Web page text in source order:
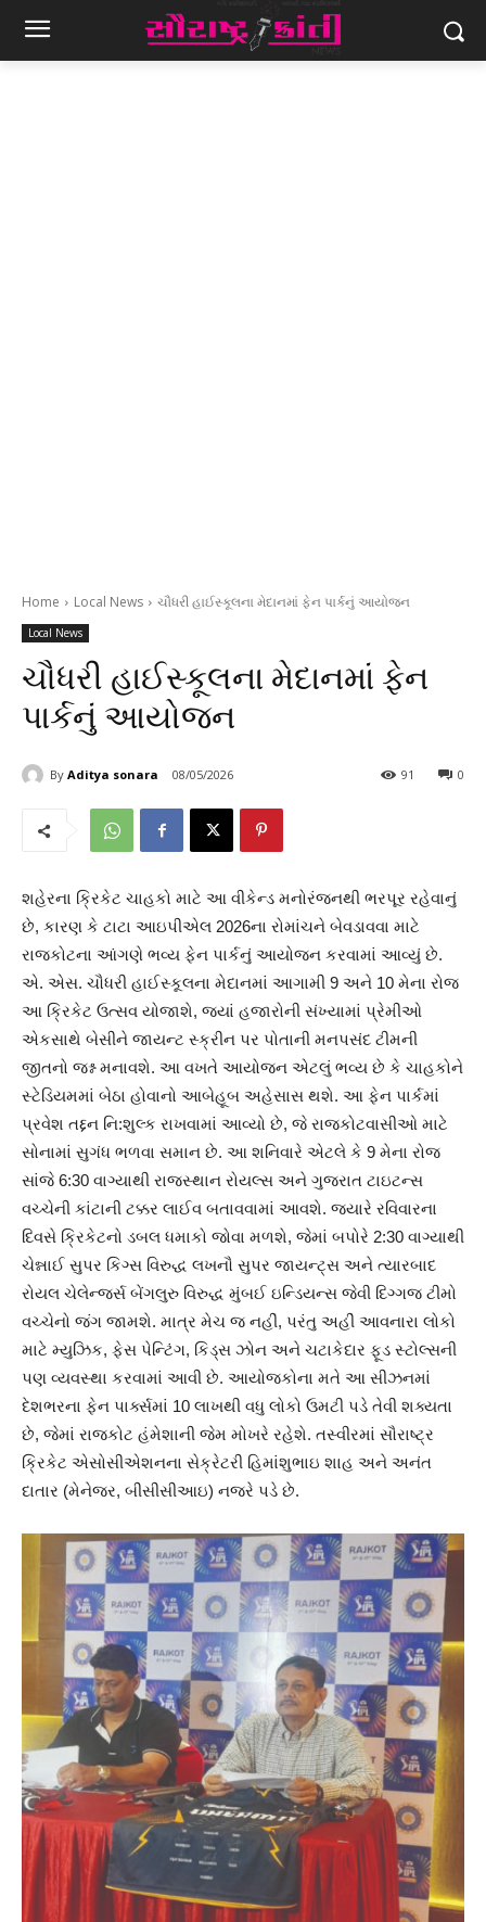
Home Local News ચૌધરી હાઈસ્કૂલના મેદાનમાં ફેન પાર્કનું આયોજન
Local News
ચૌધરી હાઈસ્કૂલના મેદાનમાં ફેન
પાર્કનું આયોજન
By Aditya sonara 08/05/2026 0
91
શહેરના ક્રિકેટ ચાહકો માટે આ વીકેન્ડ મનોરંજનથી ભરપૂર રહેવાનું
છે, કારણ કે ટાટા આઇપીએલ 2026ના રોમાંચને બેવડાવવા માટે
રાજકોટના આંગણે ભવ્ય ફેન પાર્કનું આયોજન કરવામાં આવ્યું છે.
એ. એસ. ચૌધરી હાઈસ્કૂલના મેદાનમાં આગામી 9 અને 10 મેના રોજ
આ ક્રિકેટ ઉત્સવ યોજાશે, જ્યાં હજારોની સંખ્યામાં પ્રેમીઓ
એકસાથે બેસીને જાયન્ટ સ્ક્રીન પર પોતાની મનપસંદ ટીમની
જીતનો જશ્ન મનાવશે. આ વખતે આયોજન એટલું ભવ્ય છે કે ચાહકોને
સ્ટેડિયમમાં બેઠા હોવાનો આબેહૂબ અહેસાસ થશે. આ ફેન પાર્કમાં
પ્રવેશ તદ્દન નિ:શુલ્ક રાખવામાં આવ્યો છે, જે રાજકોટવાસીઓ માટે
સોનામાં સુગંધ ભળવા સમાન છે. આ શનિવારે એટલે કે 9 મેના રોજ
સાંજે 6:30 વાગ્યાથી રાજસ્થાન રોયલ્સ અને ગુજરાત ટાઇટન્સ
વચ્ચેની કાંટાની ટક્કર લાઈવ બતાવવામાં આવશે. જ્યારે રવિવારના
દિવસે ક્રિકેટનો ડબલ ધમાકો જોવા મળશે, જેમાં બપોરે 2:30 વાગ્યાથી
ચેન્નાઈ સુપર કિગ્સ વિરુદ્ધ લખનૌ સુપર જાયન્ટ્સ અને ત્યારબાદ
રોયલ ચેલેન્જર્સ બેંગલુરુ વિરુદ્ધ મુંબઈ ઇન્ડિયન્સ જેવી દિગ્ગજ ટીમો
વચ્ચેનો જંગ જામશે. માત્ર મેચ જ નહીં, પરંતુ અહીં આવનારા લોકો
માટે મ્યુઝિક, ફેસ પેન્ટિંગ, કિડ્સ ઝોન અને ચટાકેદાર ફૂડ સ્ટોલ્સની
પણ વ્યવસ્થા કરવામાં આવી છે. આયોજકોના મતે આ સીઝનમાં
દેશભરના ફેન પાર્ક્સમાં 10 લાખથી વધુ લોકો ઉમટી પડે તેવી શક્યતા
છે, જેમાં રાજકોટ હંમેશાની જેમ મોખરે રહેશે. તસ્વીરમાં સૌરાષ્ટ્ર
ક્રિકેટ એસોસીએશનના સેક્રેટરી હિમાંશુભાઇ શાહ અને અનંત
દાતાર (મેનેજર, બીસીસીઆઇ) નજરે પડે છે.